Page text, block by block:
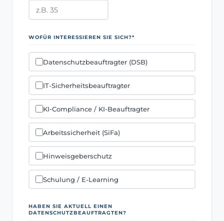
WOFÜR INTERESSIEREN SIE SICH?*
Datenschutzbeauftragter (DSB)
IT-Sicherheitsbeauftragter
KI-Compliance / KI-Beauftragter
Arbeitssicherheit (SiFa)
Hinweisgeberschutz
Schulung / E-Learning
HABEN SIE AKTUELL EINEN
DATENSCHUTZBEAUFTRAGTEN?